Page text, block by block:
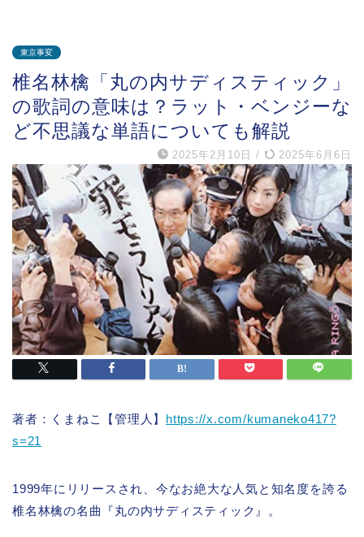
東京事変
椎名林檎「丸の内サディスティック」
の歌詞の意味は？ラット・ベンジーな
ど不思議な単語についても解説
2025年2月10日 / 2025年6月6日
著者：くまねこ【管理人】 https://x.com/kumaneko417?
s=21
1999年にリリースされ、今なお絶大な人気と知名度を誇る
椎名林檎の名曲『丸の内サディスティック』。